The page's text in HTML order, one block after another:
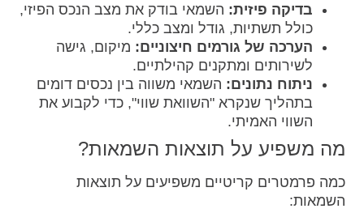
בדיקה פיזית: השמאי בודק את מצב הנכס הפיזי,
כולל תשתיות, גודל ומצב כללי.
הערכה של גורמים חיצוניים: מיקום, גישה
לשירותים ומתקנים קהילתיים.
ניתוח נתונים: השמאי משווה בין נכסים דומים
בתהליך שנקרא "השוואת שווי", כדי לקבוע את
השווי האמיתי.
מה משפיע על תוצאות השמאות?
כמה פרמטרים קריטיים משפיעים על תוצאות
השמאות: